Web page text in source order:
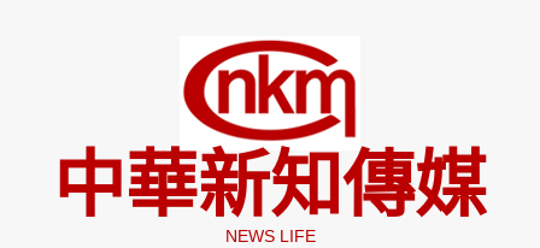
中華新知傳媒
NEWS LIFE